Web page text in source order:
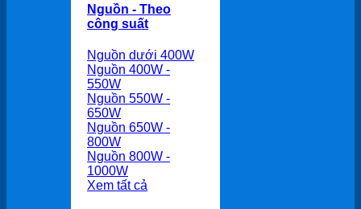
Nguồn - Theo
công suất
Nguồn dưới 400W
Nguồn 400W -
550W
Nguồn 550W -
650W
Nguồn 650W -
800W
Nguồn 800W -
1000W
Xem tất cả